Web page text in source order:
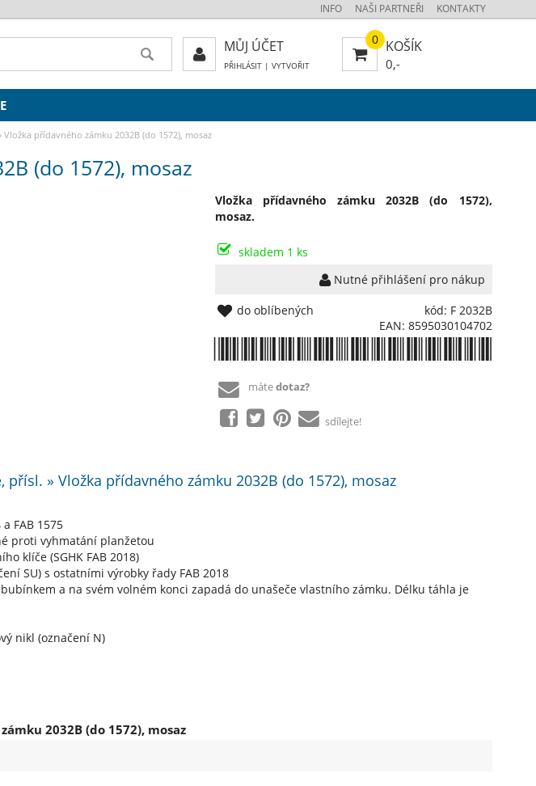
› Vložka přídavného zámku 2032B (do 1572), mosaz
(do 1572), mosaz
Vložka přídavného zámku 2032B (do 1572),
mosaz.
skladem 1 ks
Nutné přihlášení pro nákup
kód: F 2032B
EAN: 8595030104702
do oblíbených
mátedotaz?
sdílejte!
přísl. » Vložka přídavného zámku 2032B (do 1572), mosaz
FAB 1575
proti vyhmatání planžetou
klíče (SGHK FAB 2018)
SU) s ostatními výrobky řady FAB 2018
a na svém volném konci zapadá do unašeče vlastního zámku. Délku táhla je
nikl (označení N)
2032B (do 1572), mosaz
INFO NAŠI PARTNEŘI KONTAKTY
0 KOŠÍK
0,-
MŮJ ÚČET
PŘIHLÁSIT| VYTVOŘIT